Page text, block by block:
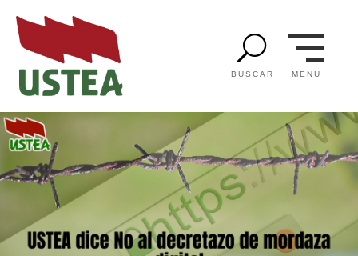
U
BUSCAR MENU